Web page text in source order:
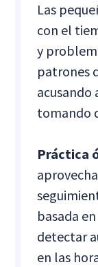
Las
con el
y
patrones
acusando
tomando
Práctica
basada
detectar
en las